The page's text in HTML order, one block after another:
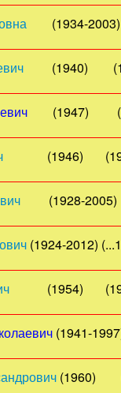
(1934-
(1940)
(1947)
(1946)
(1928-2005)
(1924-2012)
(1954)
(1941-
(1960)